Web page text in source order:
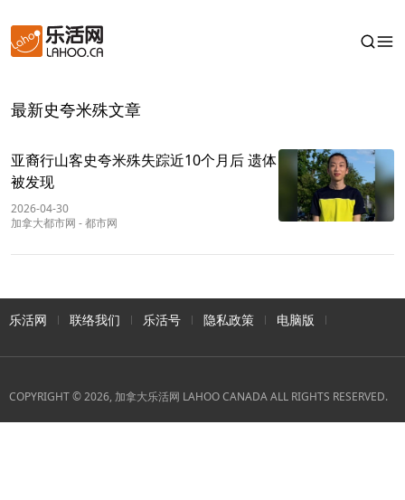
最新史夸米殊文章
亚裔行山客史夸米殊失踪近10个月后 遗体
被发现
2026-04-30
加拿大都市网 -都市网
乐活网 联络我们 乐活号 隐私政策 电脑版
COPYRIGHT © 2026, 加拿大乐活网 LAHOO CANADA ALL RIGHTS RESERVED.